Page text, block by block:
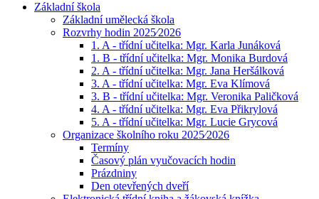
Základní škola
Základní umělecká škola
Rozvrhy hodin 2025⁄2026
1. A - třídní učitelka: Mgr. Karla Junáková
1. B - třídní učitelka: Mgr. Monika Burdová
2. A - třídní učitelka: Mgr. Jana Heršálková
3. A - třídní učitelka: Mgr. Eva Klímová
3. B - třídní učitelka: Mgr. Veronika Paličková
4. A - třídní učitelka: Mgr. Eva Přikrylová
5. A - třídní učitelka: Mgr. Lucie Grycová
Organizace školního roku 2025⁄2026
Termíny
Časový plán vyučovacích hodin
Prázdniny
Den otevřených dveří